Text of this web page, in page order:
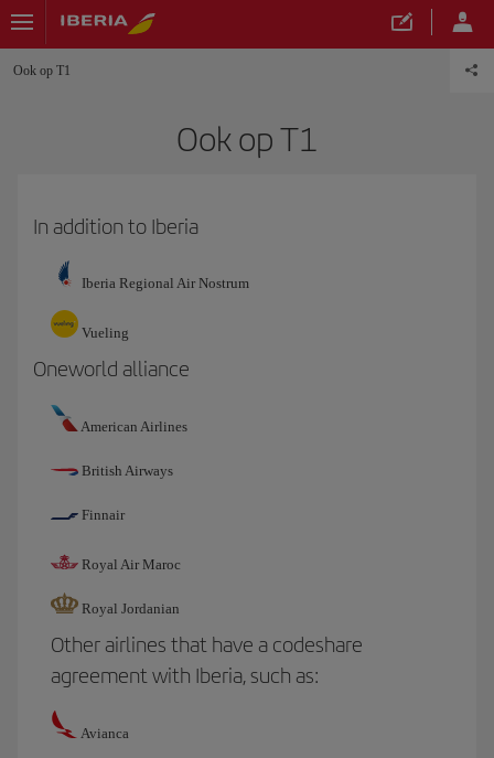
Ook op T1
Ook op T1
In addition to Iberia
Iberia Regional Air Nostrum
Vueling
Oneworld alliance
American Airlines
British Airways
Finnair
Royal Air Maroc
Royal Jordanian
Other airlines that have a codeshare
agreement with Iberia, such as:
Avianca